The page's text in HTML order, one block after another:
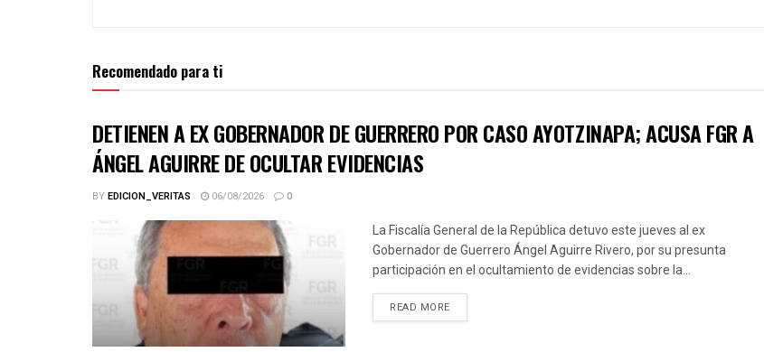
Recomendado para ti
DETIENEN A EX GOBERNADOR DE GUERRERO POR CASO AYOTZINAPA; ACUSA FGR A
ÁNGEL AGUIRRE DE OCULTAR EVIDENCIAS
BYEDICION_VERITAS 06/08/2026 0
La Fiscalía General de la República detuvo este jueves al ex
Gobernador de Guerrero Ángel Aguirre Rivero, por su presunta
participación en el ocultamiento de evidencias sobre la...
READ MORE